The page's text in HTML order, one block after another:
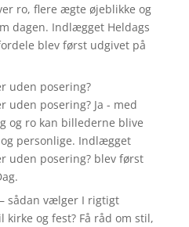
ro, flere ægte øjeblikke og
dagen. Indlægget Heldags
blev først udgivet på
uden posering?
uden posering? Ja - med
og ro kan billederne blive
personlige. Indlægget
uden posering? blev først
sådan vælger I rigtigt
og fest? Få råd om stil,